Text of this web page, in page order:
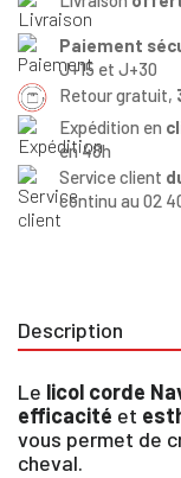
Paiement
J+15 et J+30
Retour gratuit,
Expédition en
en 48h
Service client
continu au 02
Description
Le licol corde
efficacité et
vous permet de
cheval.